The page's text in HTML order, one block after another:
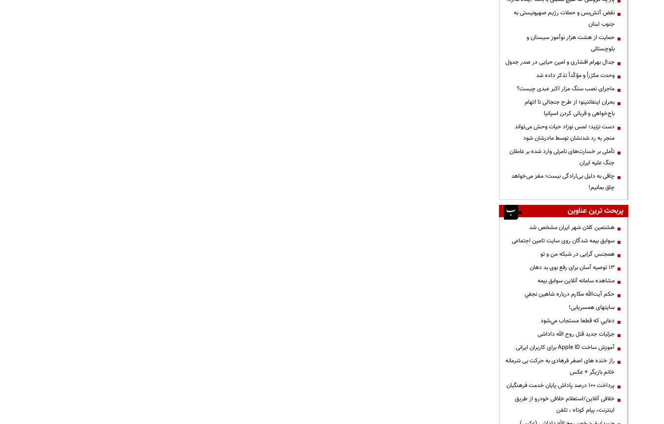
نقض آتش‌بس و حملات رژیم صهیونیستی به
جنوب لبنان
حمایت از هشت هزار نوآموز سیستان و
بلوچستانی
جدال بهرام افشاری و امین حیایی در صدر جدول
وحدت مکرّراً و مؤکّداً تذکر داده شد
ماجرای نصب سنگ مزار اکبر عبدی چیست؟
بحران اینفانتینو؛ از طرح جنجالی تا اتهام
باج‌خواهی و قربانی کردن اسپانیا
دست نزنید؛ لمس نوزاد حیات وحش می‌تواند
منجر به رد شدنشان توسط مادرشان شود
تأملی بر خسارت‌های نامرئی وارد شده بر عاملان
جنگ علیه ایران
چاقی به دلیل بی‌ارادگی نیست؛ مغز می‌خواهد
چاق بمانیم!
پربحث ترین عناوین
هشتمین کلان شهر ایران مشخص شد
سوابق بیمه شدگان روی سایت تامین اجتماعی
همجنس گرایی در شبکه من و تو
13 توصیه آسان برای رفع بوی بد دهان
مشاهده سامانه آنلاين سوابق بیمه
حكم آيت‌الله مكارم درباره شاهين نجفي
سایتهای همسریابی!
دعايي كه قطعا مستجاب مي‌شود
جزئیات جدید قتل روح الله داداشی
آموزش ساخت Apple ID برای کاربران ایرانی
راز خنده های اصغر فرهادی به حرکت بی شرمانه
خانم بازیگر + عکس
پرداخت ۱۰۰ درصد پاداش پایان خدمت فرهنگیان
خلافی آنلاین/استعلام خلافی خودرو از طریق
اینترنت، پیام کوتاه ، تلفن